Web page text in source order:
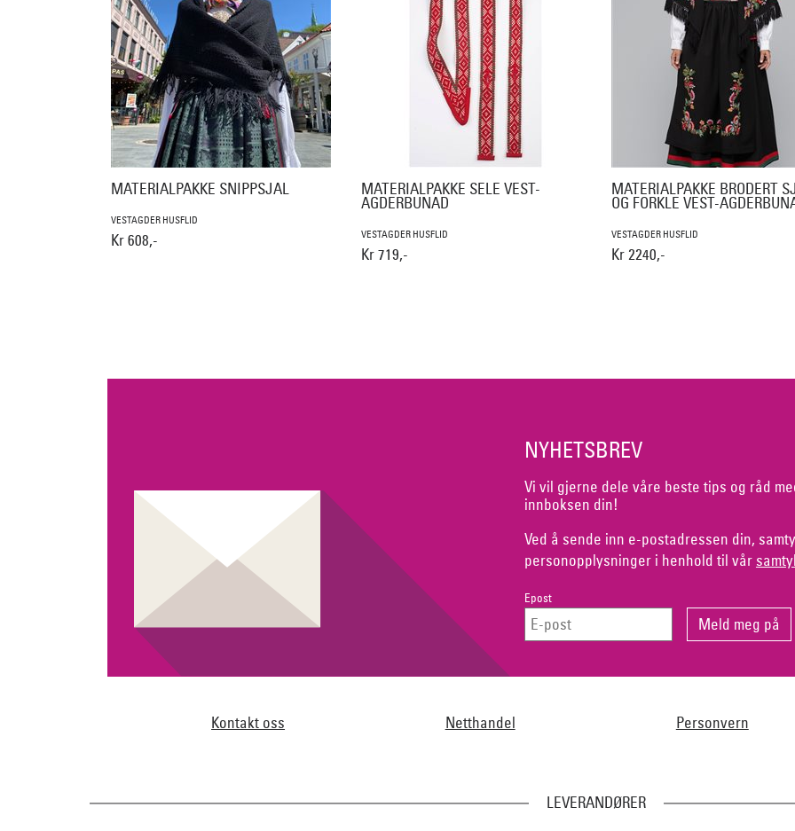
MATERIALPAKKE SNIPPSJAL
VESTAGDER HUSFLID
Kr 608,-
MATERIALPAKKE SELE VEST-
AGDERBUNAD
VESTAGDER HUSFLID
Kr 719,-
MATERIALPAKKE BRODERT
OG FORKLE VEST-
VESTAGDER HUSFLID
Kr 2240,-
NYHETSBREV
Vi vil gjerne dele våre beste tips og råd
innboksen din!
Ved å sende inn e-postadressen din,
personopplysninger i henhold til vår
Epost
Kontakt oss Netthandel Personvern
LEVERANDØRER